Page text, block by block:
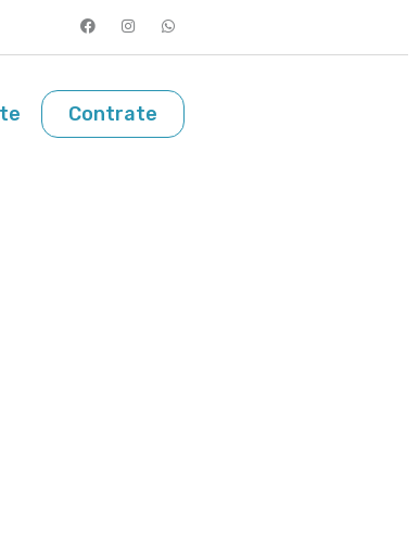
Contrate